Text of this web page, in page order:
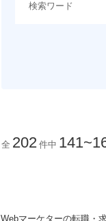
検索ワード
全 202 件中
Webマーケターの転職・